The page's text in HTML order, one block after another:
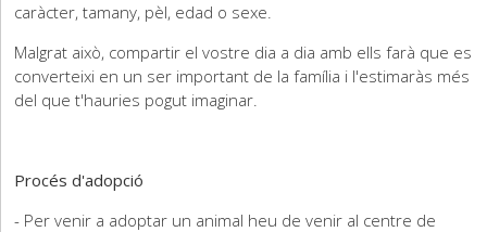
caràcter, tamany, pèl, edad o sexe.
Malgrat això, compartir el vostre dia a dia amb ells farà que es
converteixi en un ser important de la família i l'estimaràs més
del que t'hauries pogut imaginar.
Procés d'adopció
- Per venir a adoptar un animal heu de venir al centre de